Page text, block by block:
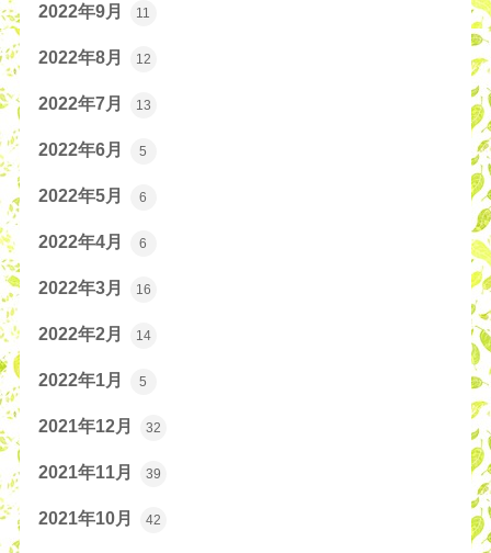
2022年9月 11
2022年8月 12
2022年7月 13
2022年6月 5
2022年5月 6
2022年4月 6
2022年3月 16
2022年2月 14
2022年1月 5
2021年12月 32
2021年11月 39
2021年10月 42